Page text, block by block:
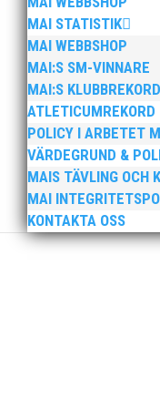
MAI STATISTIK
MAI WEBBSHOP
MAI:S SM-VINNARE
MAI:S KLUBBREKORD
ATLETICUMREKORD
POLICY I ARBETET
VÄRDEGRUND &
MAIS TÄVLING OCH
MAI
KONTAKTA OSS
Klubb
tränare
Den 16-17
som ingår i